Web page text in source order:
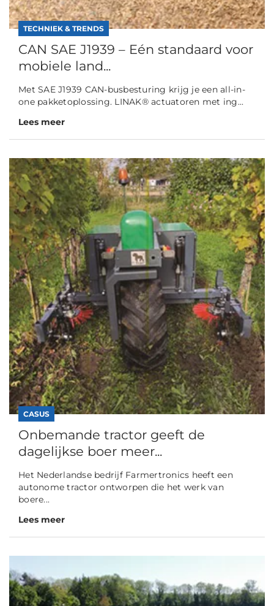
TECHNIEK & TRENDS
CAN SAE J1939 – Eén standaard voor
mobiele land...
Met SAE J1939 CAN-busbesturing krijg je een all-in-
one pakketoplossing. LINAK® actuatoren met ing...
Lees meer
CASUS
Onbemande tractor geeft de
dagelijkse boer meer...
Het Nederlandse bedrijf Farmertronics heeft een
autonome tractor ontworpen die het werk van
boere...
Lees meer